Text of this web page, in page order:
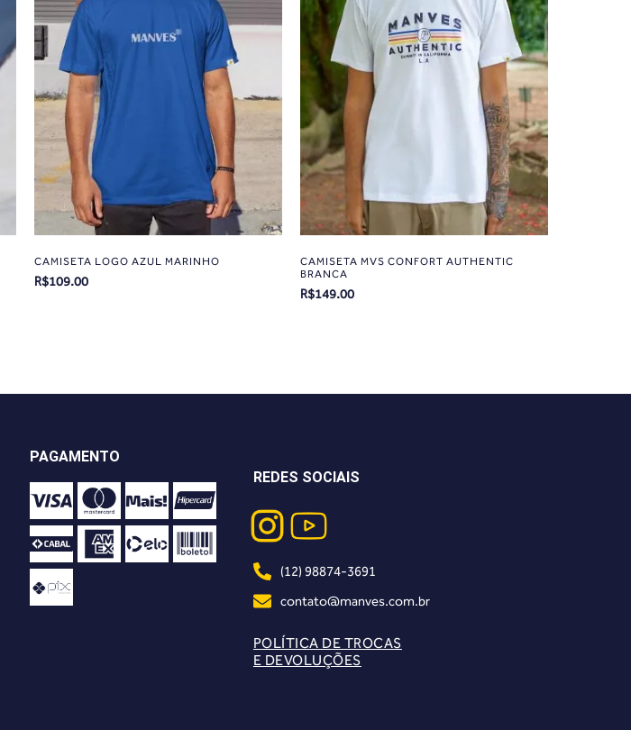
CAMISETA LOGO AZUL MARINHO
R$109.00
CAMISETA MVS CONFORT AUTHENTIC
BRANCA
R$149.00
PAGAMENTO
REDES SOCIAIS
(12) 98874-3691
contato@manves.com.br
POLÍTICA DE TROCAS
E DEVOLUÇÕES